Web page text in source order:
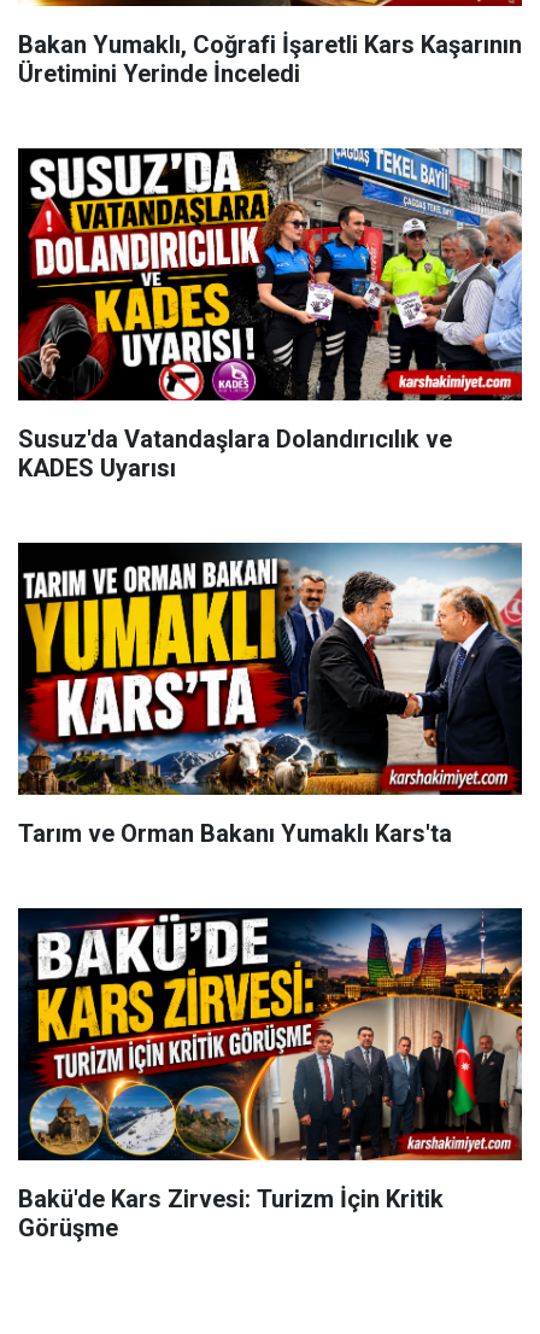
Bakan Yumaklı, Coğrafi İşaretli Kars Kaşarının
Üretimini Yerinde İnceledi
Susuz'da Vatandaşlara Dolandırıcılık ve
KADES Uyarısı
Tarım ve Orman Bakanı Yumaklı Kars'ta
Bakü'de Kars Zirvesi: Turizm İçin Kritik
Görüşme